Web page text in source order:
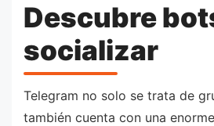
Descubre
socializar
Telegram no solo se trata de
también cuenta con una